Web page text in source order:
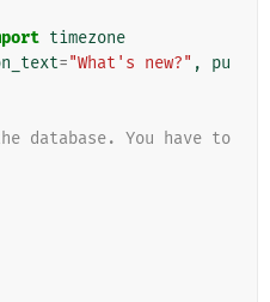
timezone
="What's new?" ,
pu
database. You have to